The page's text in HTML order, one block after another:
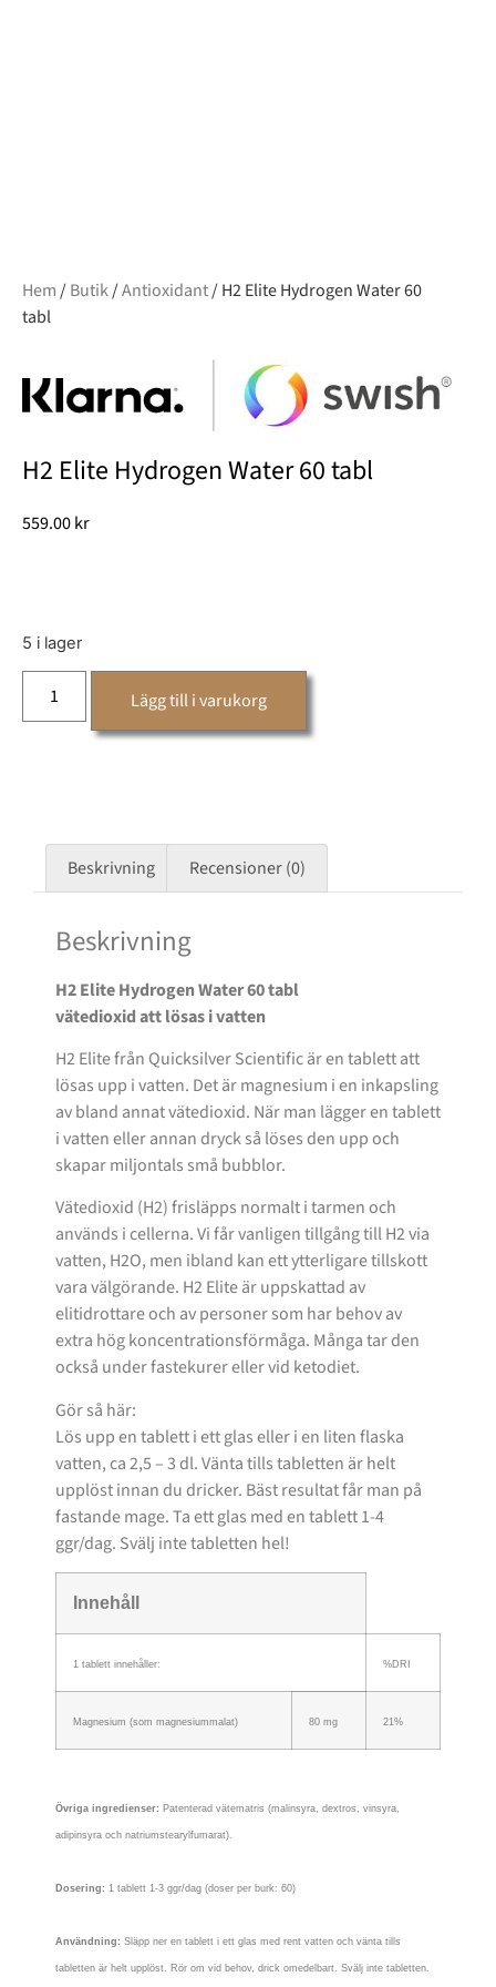
Hem/Butik/Antioxidant/ H2 Elite Hydrogen Water 60
tabl
H2 Elite Hydrogen Water 60 tabl
559.00kr
5 i lager
Lägg till i varukorg
Beskrivning Recensioner (0)
Beskrivning
H2 Elite Hydrogen Water 60 tabl
vätedioxid att lösas i vatten
H2 Elite från Quicksilver Scientific är en tablett att
lösas upp i vatten. Det är magnesium i en inkapsling
av bland annat vätedioxid. När man lägger en tablett
i vatten eller annan dryck så löses den upp och
skapar miljontals små bubblor.
Vätedioxid (H2) frisläpps normalt i tarmen och
används i cellerna. Vi får vanligen tillgång till H2 via
vatten, H2O, men ibland kan ett ytterligare tillskott
vara välgörande. H2 Elite är uppskattad av
elitidrottare och av personer som har behov av
extra hög koncentrationsförmåga. Många tar den
också under fastekurer eller vid ketodiet.
Gör så här:
Lös upp en tablett i ett glas eller i en liten flaska
vatten, ca 2,5 – 3 dl. Vänta tills tabletten är helt
upplöst innan du dricker. Bäst resultat får man på
fastande mage. Ta ett glas med en tablett 1-4
ggr/dag. Svälj inte tabletten hel!
Innehåll
1 tablett innehåller: %DRI
Magnesium (som magnesiummalat) 80 mg 21%
Övriga ingredienser: Patenterad vätematris (malinsyra, dextros, vinsyra,
adipinsyra och natriumstearylfumarat).
Dosering: 1 tablett 1-3 ggr/dag (doser per burk: 60)
Användning: Släpp ner en tablett i ett glas med rent vatten och vänta tills
tabletten är helt upplöst. Rör om vid behov, drick omedelbart. Svälj inte tabletten.